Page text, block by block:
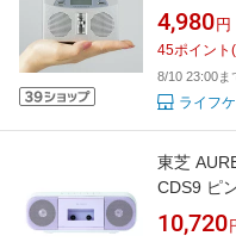
パクト
AM スピ
ム シニア
災 避難
4,980 円
45ポイント (
8/10 23:00ま
ライフ
東芝
CDS9 ピ
10,720